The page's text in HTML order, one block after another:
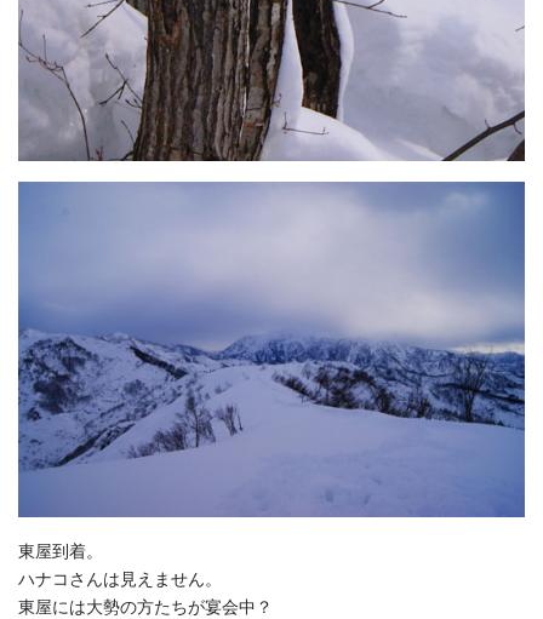
東屋到着。
ハナコさんは見えません。
東屋には大勢の方たちが宴会中？